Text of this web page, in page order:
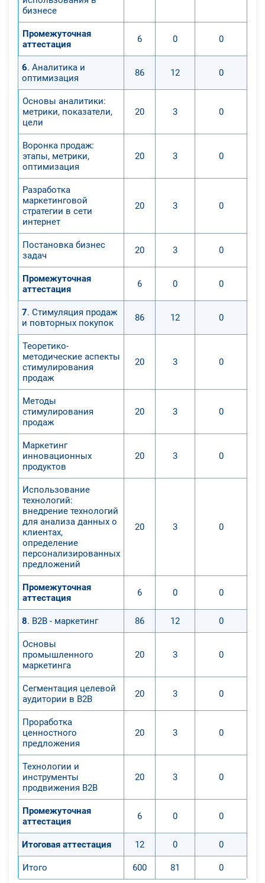
бизнесе
Промежуточная
аттестация
6 0 0
6. Аналитика и
оптимизация
86 12 0
Основы аналитики:
метрики, показатели,
цели
20 3 0
Воронка продаж:
этапы, метрики,
оптимизация
20 3 0
Разработка
маркетинговой
стратегии в сети
интернет
20 3 0
Постановка бизнес
задач
20 3 0
Промежуточная
аттестация
6 0 0
7. Стимуляция продаж
и повторных покупок
86 12 0
Теоретико-
методические аспекты
стимулирования
продаж
20 3 0
Методы
стимулирования
продаж
20 3 0
Маркетинг
инновационных
продуктов
20 3 0
Использование
технологий:
внедрение технологий
для анализа данных о
клиентах,
определение
персонализированных
предложений
20 3 0
Промежуточная
аттестация
6 0 0
8. B2B - маркетинг 86 12 0
Основы
промышленного
маркетинга
20 3 0
Сегментация целевой
аудитории в B2B
20 3 0
Проработка
ценностного
предложения
20 3 0
Технологии и
инструменты
продвижения B2B
20 3 0
Промежуточная
аттестация
6 0 0
Итоговая аттестация 12 0 0
Итого 600 81 0